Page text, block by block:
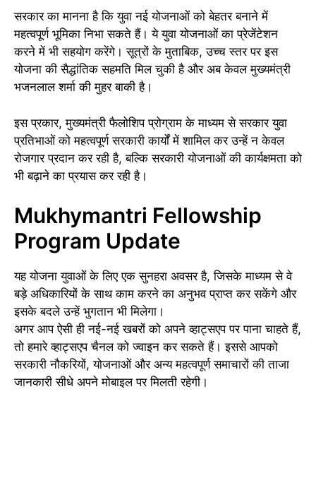
सरकार का मानना है कि युवा नई योजनाओं को बेहतर बनाने में
महत्वपूर्ण भूमिका निभा सकते हैं। ये युवा योजनाओं का प्रेजेंटेशन
करने में भी सहयोग करेंगे। सूत्रों के मुताबिक, उच्च स्तर पर इस
योजना की सैद्धांतिक सहमति मिल चुकी है और अब केवल मुख्यमंत्री
भजनलाल शर्मा की मुहर बाकी है।
इस प्रकार, मुख्यमंत्री फैलोशिप प्रोग्राम के माध्यम से सरकार युवा
प्रतिभाओं को महत्वपूर्ण सरकारी कार्यों में शामिल कर उन्हें न केवल
रोजगार प्रदान कर रही है, बल्कि सरकारी योजनाओं की कार्यक्षमता को
भी बढ़ाने का प्रयास कर रही है।
Mukhymantri Fellowship
Program Update
यह योजना युवाओं के लिए एक सुनहरा अवसर है, जिसके माध्यम से वे
बड़े अधिकारियों के साथ काम करने का अनुभव प्राप्त कर सकेंगे और
इसके बदले उन्हें भुगतान भी मिलेगा।
अगर आप ऐसी ही नई-नई खबरों को अपने व्हाट्सएप पर पाना चाहते हैं,
तो हमारे व्हाट्सएप चैनल को ज्वाइन कर सकते हैं। इससे आपको
सरकारी नौकरियों, योजनाओं और अन्य महत्वपूर्ण समाचारों की ताजा
जानकारी सीधे अपने मोबाइल पर मिलती रहेगी।